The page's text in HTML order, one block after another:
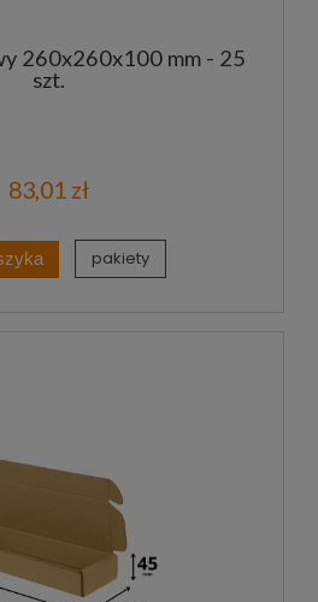
260x260x100 mm - 25
szt.
83,01 zł
pakiety